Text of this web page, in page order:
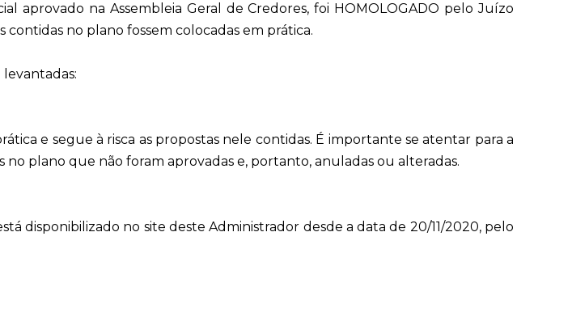
aprovado na Assembleia Geral de Credores, foi HOMOLOGADO pelo Juízo
contidas no plano fossem colocadas em prática.
e segue à risca as propostas nele contidas. É importante se atentar para a
plano que não foram aprovadas e, portanto, anuladas ou alteradas.
disponibilizado no site deste Administrador desde a data de 20/11/2020, pelo